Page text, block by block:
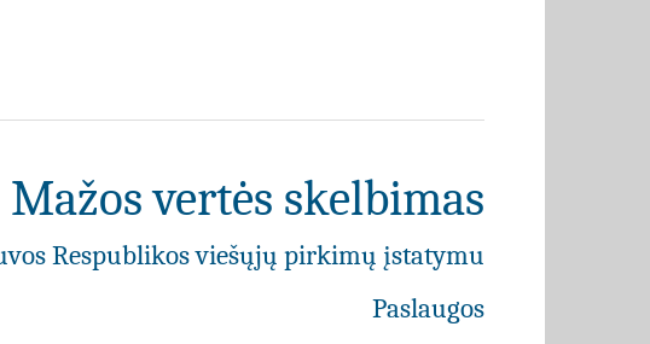
Mažos vertės skelbimas
Respublikos viešųjų pirkimų įstatymu
Paslaugos